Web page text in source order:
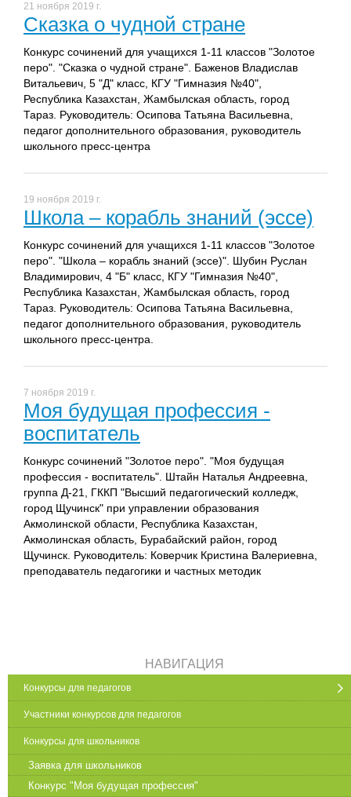
21 ноября 2019 г.
Сказка о чудной стране
Конкурс сочинений для учащихся 1-11 классов "Золотое
перо". "Сказка о чудной стране". Баженов Владислав
Витальевич, 5 "Д" класс, КГУ "Гимназия №40",
Республика Казахстан, Жамбылская область, город
Тараз. Руководитель: Осипова Татьяна Васильевна,
педагог дополнительного образования, руководитель
школьного пресс-центра
19 ноября 2019 г.
Школа – корабль знаний (эссе)
Конкурс сочинений для учащихся 1-11 классов "Золотое
перо". "Школа – корабль знаний (эссе)". Шубин Руслан
Владимирович, 4 "Б" класс, КГУ "Гимназия №40",
Республика Казахстан, Жамбылская область, город
Тараз. Руководитель: Осипова Татьяна Васильевна,
педагог дополнительного образования, руководитель
школьного пресс-центра.
7 ноября 2019 г.
Моя будущая профессия -
воспитатель
Конкурс сочинений "Золотое перо". "Моя будущая
профессия - воспитатель". Штайн Наталья Андреевна,
группа Д-21, ГККП "Высший педагогический колледж,
город Щучинск" при управлении образования
Акмолинской области, Республика Казахстан,
Акмолинская область, Бурабайский район, город
Щучинск. Руководитель: Коверчик Кристина Валериевна,
преподаватель педагогики и частных методик
НАВИГАЦИЯ
Конкурсы для педагогов
Участники конкурсов для педагогов
Конкурсы для школьников
Заявка для школьников
Конкурс "Моя будущая профессия"